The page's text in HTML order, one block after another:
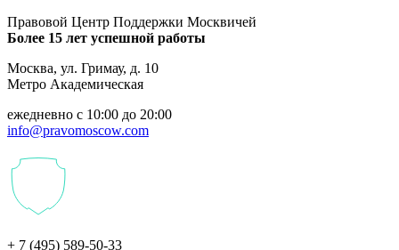
Правовой Центр Поддержки Москвичей
Более 15 лет успешной работы
Москва, ул. Гримау, д. 10
Метро Академическая
ежедневно с 10:00 до 20:00
info@pravomoscow.com
+ 7 (495) 589-50-33